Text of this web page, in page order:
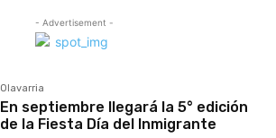
- Advertisement -
Olavarria
En septiembre llegará la 5° edición
de la Fiesta Día del Inmigrante